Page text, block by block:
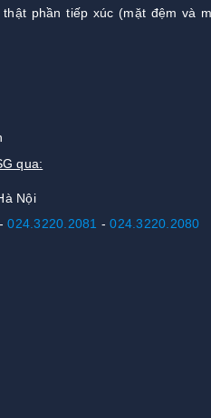
phần tiếp xúc (mặt đệm và
qua:
Nội
-024.3220.2081 -024.3220.2080